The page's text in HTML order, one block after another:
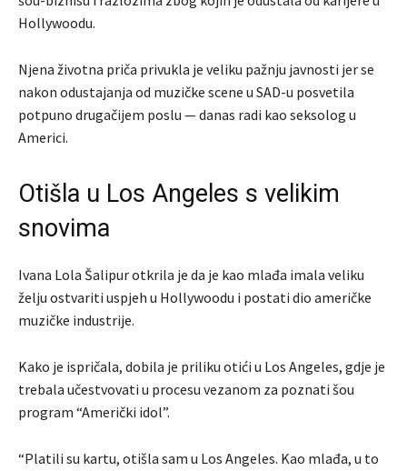
Hollywoodu.
Njena životna priča privukla je veliku pažnju javnosti jer se
nakon odustajanja od muzičke scene u SAD-u posvetila
potpuno drugačijem poslu — danas radi kao seksolog u
Americi.
Otišla u Los Angeles s velikim
snovima
Ivana Lola Šalipur otkrila je da je kao mlađa imala veliku
želju ostvariti uspjeh u Hollywoodu i postati dio američke
muzičke industrije.
Kako je ispričala, dobila je priliku otići u Los Angeles, gdje je
trebala učestvovati u procesu vezanom za poznati šou
program “Američki idol”.
“Platili su kartu, otišla sam u Los Angeles. Kao mlađa, u to